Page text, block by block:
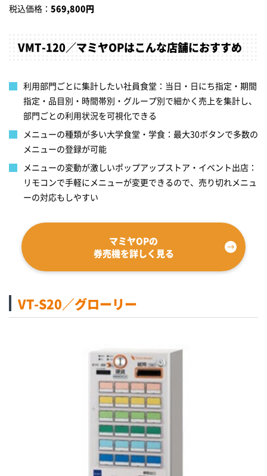
税込価格： 569,800円
VMT-120／マミヤOPはこんな店舗におすすめ
利用部門ごとに集計したい社員食堂：当日・日にち指定・期間
指定・品目別・時間帯別・グループ別で細かく売上を集計し、
部門ごとの利用状況を可視化できる
メニューの種類が多い大学食堂・学食：最大30ボタンで多数の
メニューの登録が可能
メニューの変動が激しいポップアップストア・イベント出店：
リモコンで手軽にメニューが変更できるので、売り切れメニュ
ーの対応もしやすい
マミヤOPの
券売機を詳しく見る
VT-S20／グローリー